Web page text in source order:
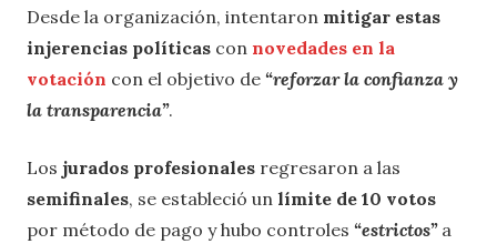
Desde la organización, intentaron mitigar estas
injerencias políticas con novedades en la
votación con el objetivo de “reforzar la confianza y
la transparencia”.
Los jurados profesionales regresaron a las
semifinales, se estableció un límite de 10 votos
por método de pago y hubo controles “estrictos” a